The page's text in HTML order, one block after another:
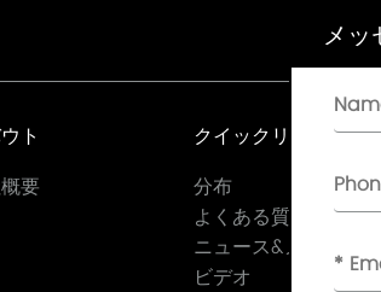
ト
要
クイックリンク
分布
よくある質問
ニュース&メディア
ビデオ
メッ